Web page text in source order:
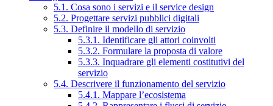
5.1. Cosa sono i servizi e il service design
5.2. Progettare servizi pubblici digitali
5.3. Definire il modello di servizio
5.3.1. Identificare gli attori coinvolti
5.3.2. Formulare la proposta di valore
5.3.3. Inquadrare gli elementi costitutivi del
servizio
5.4. Descrivere il funzionamento del servizio
5.4.1. Mappare l’ecosistema